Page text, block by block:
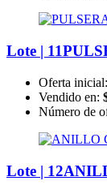
Lote | 11
Oferta inicial:
Vendido en:
Número de
Lote | 12